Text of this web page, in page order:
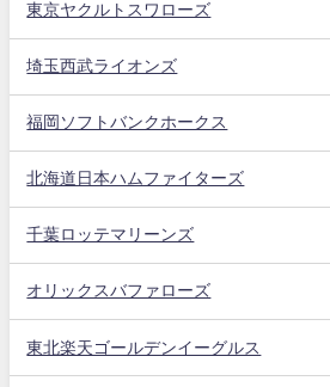
東京ヤクルトスワローズ
埼玉西武ライオンズ
福岡ソフトバンクホークス
北海道日本ハムファイターズ
千葉ロッテマリーンズ
オリックスバファローズ
東北楽天ゴールデンイーグルス